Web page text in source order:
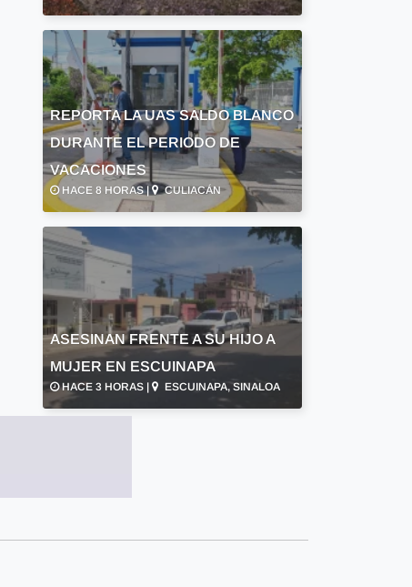
REPORTA LA UAS SALDO BLANCO
DURANTE EL PERIODO DE
VACACIONES
HACE 8 HORAS | CULIACÁN
ASESINAN FRENTE A SU HIJO A
MUJER EN ESCUINAPA
HACE 3 HORAS | ESCUINAPA, SINALOA